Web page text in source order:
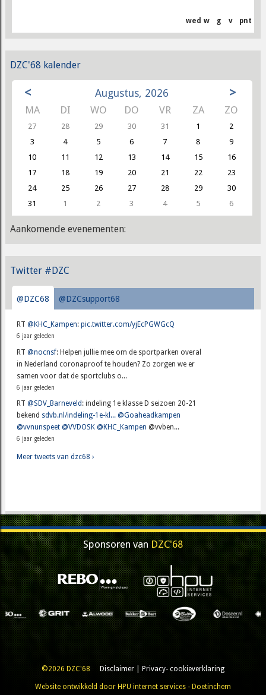
wed w g v pnt
DZC'68 kalender
< Augustus, 2026 >
MA DI WO DO VR ZA ZO
27 28 29 30 31 1
2
3
4 5 6 7 8
9
10
11 12 13 14 15
16
17
18 19 20 21 22
23
24
25 26 27 28 29
30
31
1 2 3 4 5 6
Aankomende evenementen:
Twitter #DZC
@DZC68 @DZCsupport68
RT@KHC_Kampen:pic.twitter.com/yjEcPGWGcQ
6 jaar geleden
RT@nocnsf: Helpen jullie mee om de sportparken overal
in Nederland coronaproof te houden? Zo zorgen we er
samen voor dat de sportclubs o...
6 jaar geleden
RT@SDV_Barneveld : indeling 1e klasse D seizoen 20-21
bekend sdvb.nl/indeling-1e-kl... @Goaheadkampen
@vvnunspeet @VVDOSK @KHC_Kampen @vvben...
6 jaar geleden
Meer tweets van dzc68 ›
Sponsoren vanDZC'68
©2026 DZC'68 Disclaimer |Privacy- cookieverklaring
Website ontwikkeld door HPU internet services - Doetinchem